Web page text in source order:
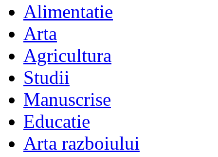
Alimentatie
Arta
Agricultura
Studii
Manuscrise
Educatie
Arta razboiului